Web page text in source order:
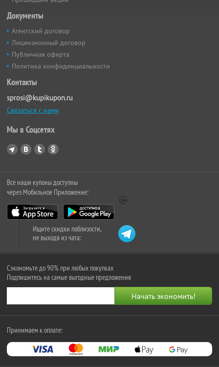
Документы
Агентский договор
Лицензионный договор
Публичная оферта
Политика конфиденциальности
Контакты
sprosi@kupikupon.ru
Связаться с нами
Мы в Соцсетях
Все наши купоны доступны
через Мобильное Приложение:
Ищите скидки поблизости,
не выходя из чата:
Сэкономьте до 90% при любых покупках
Подпишитесь на самые выгодные предложения
Принимаем к оплате: